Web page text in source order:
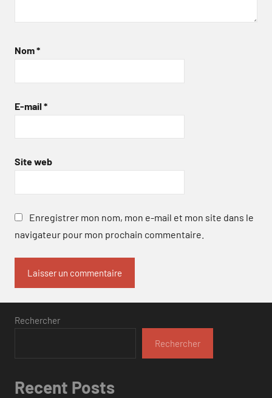
Nom*
E-mail *
Site web
Enregistrer mon nom, mon e-mail et mon site dans le
navigateur pour mon prochain commentaire.
Rechercher
Rechercher
Recent Posts